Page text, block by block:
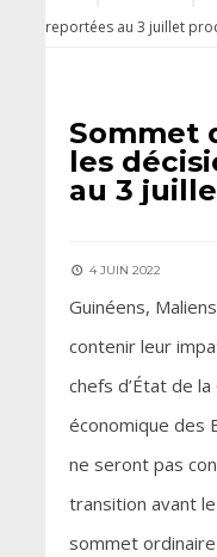
reportées au 3 juillet
Sommet
les
au 3
4 JUIN 2022
Guinéens,
contenir leur
chefs d’État de
économique des
ne seront pas
transition avant
sommet